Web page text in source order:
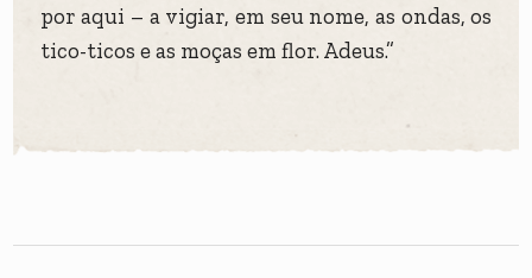
por aqui – a vigiar, em seu nome, as ondas, os
tico-ticos e as moças em flor. Adeus.”